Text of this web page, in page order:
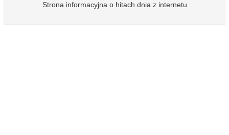
Strona informacyjna o hitach dnia z internetu